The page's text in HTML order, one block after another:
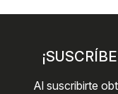
Al suscribirte